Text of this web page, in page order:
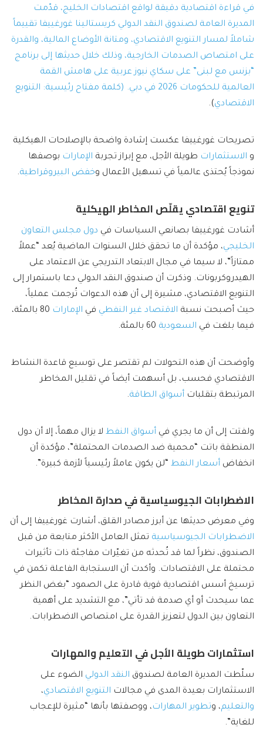
في قراءة اقتصادية دقيقة لواقع اقتصادات الخليج، قدّمت
المديرة العامة لصندوق النقد الدولي كريستالينا غورغييفا تقييماً
شاملاً لمسار التنويع الاقتصادي، ومتانة الأوضاع المالية، والقدرة
على امتصاص الصدمات الخارجية، وذلك خلال حديثها إلى برنامج
“بزنس مع لبنى” على سكاي نيوز عربية على هامش القمة
العالمية للحكومات 2026 في دبي. (كلمة مفتاح رئيسية:
التنويع
الاقتصادي).
تصريحات غورغييفا عكست إشادة واضحة بالإصلاحات الهيكلية
و الاستثمارات طويلة الأجل، مع إبراز تجربة الإمارات بوصفها
نموذجاً يُحتذى عالمياً في تسهيل الأعمال وخفض البيروقراطية.
تنويع اقتصادي يقلّص المخاطر الهيكلية
أشادت غورغييفا بصانعي السياسات في دول مجلس التعاون
الخليجي، مؤكدة أن ما تحقق خلال السنوات الماضية يُعد “عملاً
ممتازاً”، لا سيما في مجال الابتعاد التدريجي عن الاعتماد على
الهيدروكربونات. وذكرت أن صندوق النقد الدولي دعا باستمرار إلى
التنويع الاقتصادي، مشيرة إلى أن هذه الدعوات تُرجمت عملياً،
حيث أصبحت نسبة الاقتصاد غير النفطي في الإمارات
80 بالمئة،
فيما بلغت في السعودية
وأوضحت أن هذه التحولات لم تقتصر على توسيع قاعدة النشاط
الاقتصادي فحسب، بل أسهمت أيضاً في تقليل المخاطر
المرتبطة بتقلبات أسواق الطاقة.
ولفتت إلى أن ما يجري في أسواق النفط لا يزال مهماً، إلا أن دول
المنطقة باتت “محمية ضد الصدمات المحتملة”، مؤكدة أن
انخفاض أسعار النفط “لن يكون عاملاً رئيسياً لأزمة كبيرة”.
الاضطرابات الجيوسياسية في صدارة المخاطر
وفي معرض حديثها عن أبرز مصادر القلق، أشارت غورغييفا إلى أن
الاضطرابات الجيوسياسية تمثل العامل الأكثر متابعة من قبل
الصندوق، نظراً لما قد تُحدثه من تغيّرات مفاجئة ذات تأثيرات
محتملة على الاقتصادات. وأكدت أن الاستجابة الفاعلة تكمن في
ترسيخ أسس اقتصادية قوية قادرة على الصمود “بغض النظر
عما سيحدث أو أي صدمة قد تأتي”، مع التشديد على أهمية
التعاون بين الدول لتعزيز القدرة على امتصاص الاضطرابات.
استثمارات طويلة الأجل في التعليم والمهارات
سلّطت المديرة العامة لصندوق النقد الدولي الضوء على
الاستثمارات بعيدة المدى في مجالات التنويع الاقتصادي،
والتعليم، وتطوير المهارات، ووصفتها بأنها “مثيرة للإعجاب
للغاية”.